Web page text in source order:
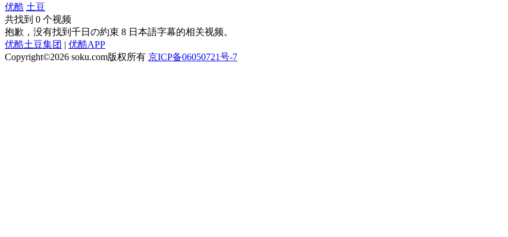
优酷 土豆
共找到 0 个视频
抱歉，没有找到 千日の約束 8 日本語字幕的相关视频。
优酷土豆集团 | 优酷APP
Copyright©2026 soku.com版权所有 京ICP备06050721号-7